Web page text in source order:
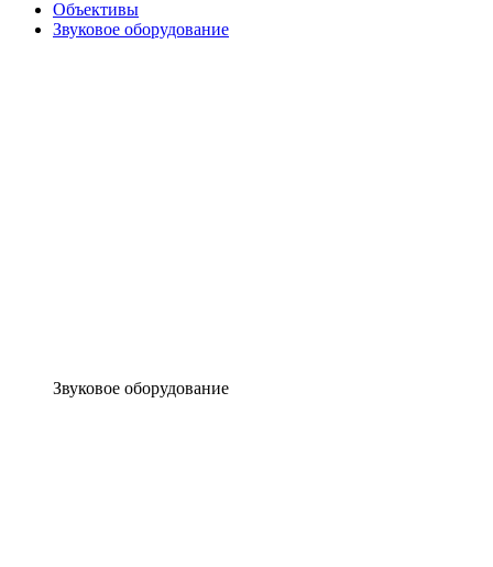
Объективы
Звуковое оборудование
Звуковое оборудование